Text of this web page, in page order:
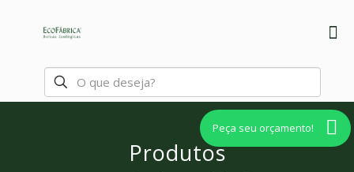
Produtos
Peça seu orçamento!